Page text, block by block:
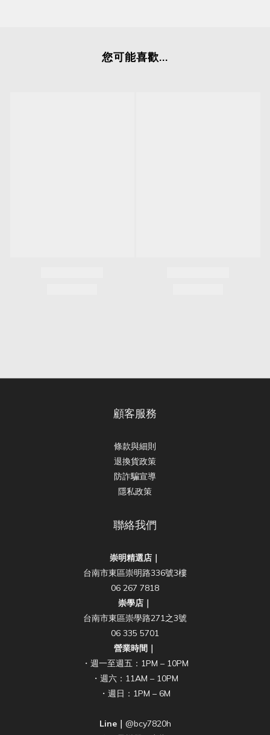
您可能喜歡...
顧客服務
條款與細則
退換貨政策
防詐騙宣導
隱私政策
聯絡我們
崇明精選店｜
台南市東區崇明路336號3樓
06 267 7818
崇學店｜
台南市東區崇學路271之3號
06 335 5701
營業時間｜
・週一至週五：1PM – 10PM
・週六：11AM – 10PM
・週日：1PM – 6M
Line｜ @bcy7820h